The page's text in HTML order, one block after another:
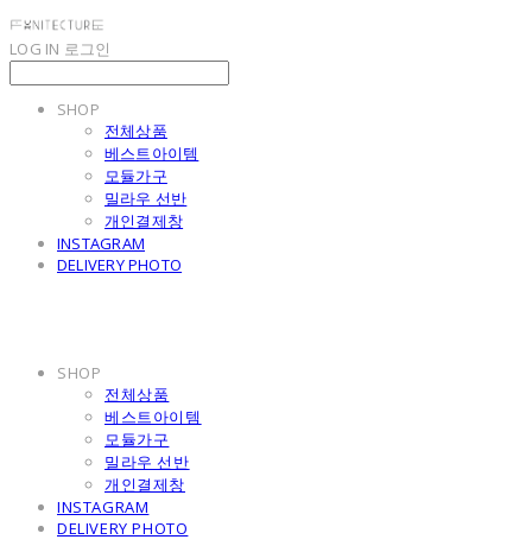
LOG IN 로그인
SHOP
전체상품
베스트아이템
모듈가구
밀라우 선반
개인결제창
INSTAGRAM
DELIVERY PHOTO
SHOP
전체상품
베스트아이템
모듈가구
밀라우 선반
개인결제창
INSTAGRAM
DELIVERY PHOTO